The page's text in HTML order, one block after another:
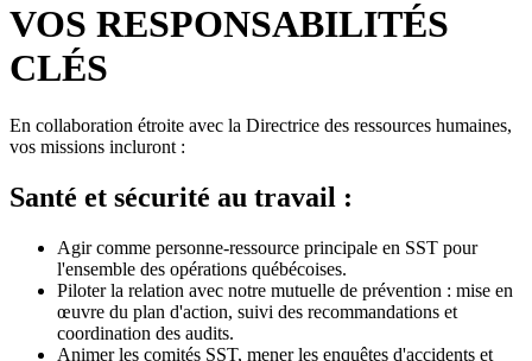
VOS RESPONSABILITÉS
CLÉS
En collaboration étroite avec la Directrice des ressources humaines,
vos missions incluront :
Santé et sécurité au travail :
Agir comme personne-ressource principale en SST pour
l'ensemble des opérations québécoises.
Piloter la relation avec notre mutuelle de prévention : mise en
œuvre du plan d'action, suivi des recommandations et
coordination des audits.
Animer les comités SST, mener les enquêtes d'accidents et